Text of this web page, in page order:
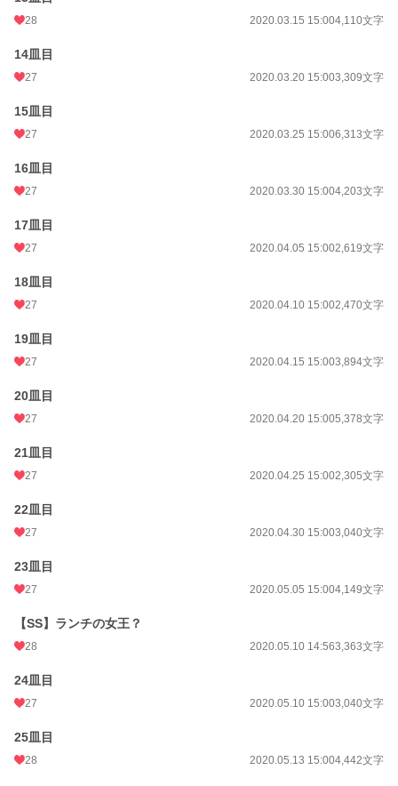
28 2020.03.15 15:004,110文字
14皿目
27 2020.03.20 15:003,309文字
15皿目
27 2020.03.25 15:006,313文字
16皿目
27 2020.03.30 15:004,203文字
17皿目
27 2020.04.05 15:002,619文字
18皿目
27 2020.04.10 15:002,470文字
19皿目
27 2020.04.15 15:003,894文字
20皿目
27 2020.04.20 15:005,378文字
21皿目
27 2020.04.25 15:002,305文字
22皿目
27 2020.04.30 15:003,040文字
23皿目
27 2020.05.05 15:004,149文字
【SS】ランチの女王？
28 2020.05.10 14:563,363文字
24皿目
27 2020.05.10 15:003,040文字
25皿目
28 2020.05.13 15:004,442文字